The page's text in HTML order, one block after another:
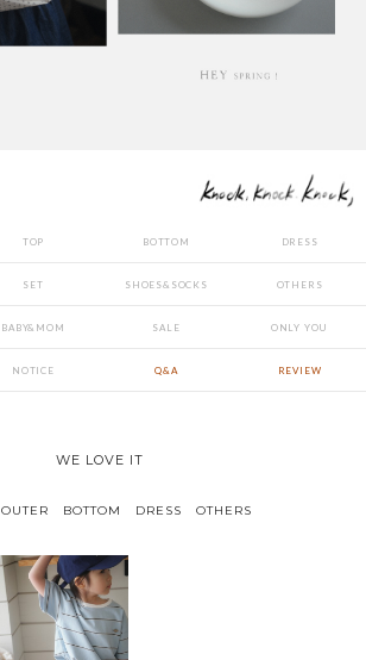
TOP BOTTOM DRESS
SET SHOES&SOCKS OTHERS
BABY&MOM SALE ONLY YOU
NOTICE Q&A REVIEW
WE LOVE IT
OUTER BOTTOM DRESS OTHERS